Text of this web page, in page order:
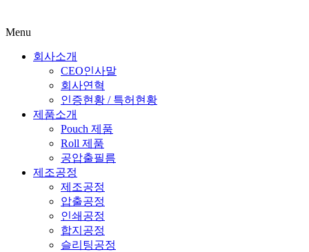
Menu
회사소개
CEO인사말
회사연혁
인증현황 / 특허현황
제품소개
Pouch 제품
Roll 제품
공압출필름
제조공정
제조공정
압출공정
인쇄공정
합지공정
슬리팅공정